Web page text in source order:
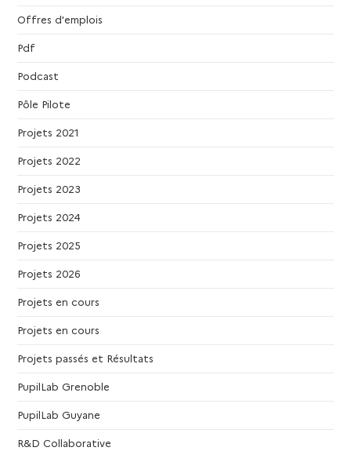
Offres d'emplois
Pdf
Podcast
Pôle Pilote
Projets 2021
Projets 2022
Projets 2023
Projets 2024
Projets 2025
Projets 2026
Projets en cours
Projets en cours
Projets passés et Résultats
PupilLab Grenoble
PupilLab Guyane
R&D Collaborative